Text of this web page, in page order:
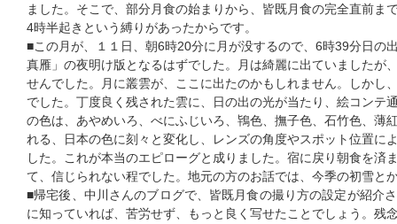
ました。そこで、部分月食の始まりから、皆既月食の完全直前ま
4時半起きという縛りがあったからです。
■この月が、１１日、朝6時20分に月が没するので、6時39分日の
真雁」の夜明け版となるはずでした。月は綺麗に出ていましたが
せんでした。月に叢雲が、ここに出たのかもしれません。しかし
でした。丁度良く残された雲に、日の出の光が当たり、絵コンテ
の色は、あやめいろ、べにふじいろ、鴇色、撫子色、石竹色、薄
れる、日本の色に刻々と変化し、レンズの角度やスポット位置に
した。これが本当のエピローグと成りました。宿に戻り朝食を済
て、信じられない程でした。地元の方のお話では、今季の初雪と
■帰宅後、中川さんのブログで、皆既月食の撮り方の設定が紹介
に知っていれば、苦労せず、もっと良く写せたことでしょう。残